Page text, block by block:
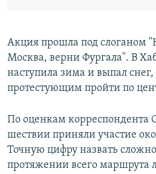
Акция прошла под слоганом
Москва, верни Фургала". В
наступила зима и выпал
протестующим пройти по
По оценкам корреспондента
шествии приняли участие
Точную цифру назвать
протяжении всего маршрута